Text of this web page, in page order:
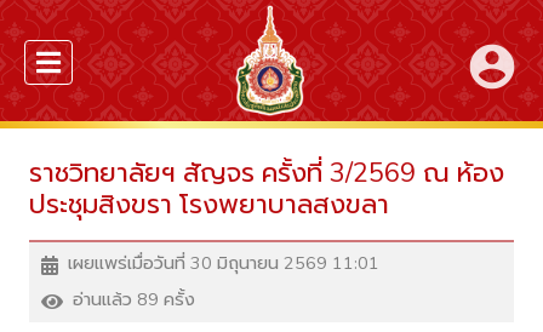
account_circle
ราชวิทยาลัยฯ สัญจร ครั้งที่ 3/2569 ณ ห้อง
ประชุมสิงขรา โรงพยาบาลสงขลา
เผยแพร่เมื่อวันที่ 30 มิถุนายน 2569 11:01
อ่านแล้ว 89 ครั้ง